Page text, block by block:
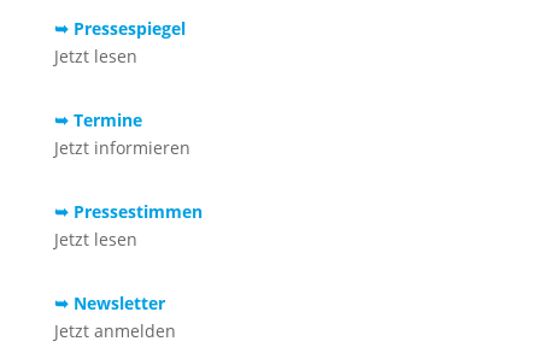
➥ Pressespiegel
Jetzt lesen
➥ Termine
Jetzt informieren
➥ Pressestimmen
Jetzt lesen
➥ Newsletter
Jetzt anmelden